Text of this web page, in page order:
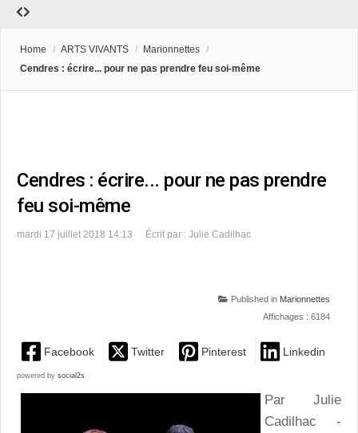
Home / ARTS VIVANTS / Marionnettes /
Cendres : écrire... pour ne pas prendre feu soi-même
Cendres : écrire... pour ne pas prendre
feu soi-même
mardi 17 juillet 2018 14:13 Écrit par : Julie Cadilhac
Published in Marionnettes
Affichages : 6184
Facebook Twitter Pinterest Linkedin
powered by social2s
Par Julie
Cadilhac -